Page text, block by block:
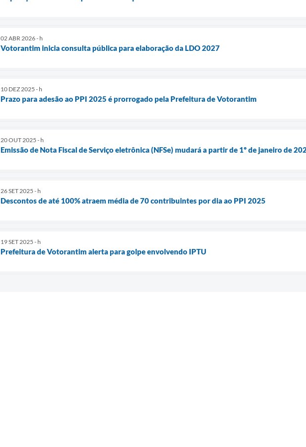
02 ABR 2026 - h
Votorantim inicia consulta pública para elaboração da LDO 2027
10 DEZ 2025 - h
Prazo para adesão ao PPI 2025 é prorrogado pela Prefeitura de Votorantim
20 OUT 2025 - h
Emissão de Nota Fiscal de Serviço eletrônica (NFSe) mudará a partir de 1º de janeiro de
26 SET 2025 - h
Descontos de até 100% atraem média de 70 contribuintes por dia ao PPI 2025
19 SET 2025 - h
Prefeitura de Votorantim alerta para golpe envolvendo IPTU